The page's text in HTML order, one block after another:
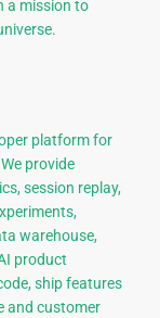
a mission to
platform for
provide
session replay,
warehouse,
product
ship features
and customer